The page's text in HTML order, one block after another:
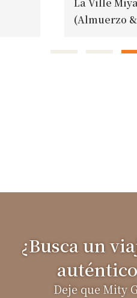
La Ville
(Almuerzo
¿Busca un
Deje que Mity